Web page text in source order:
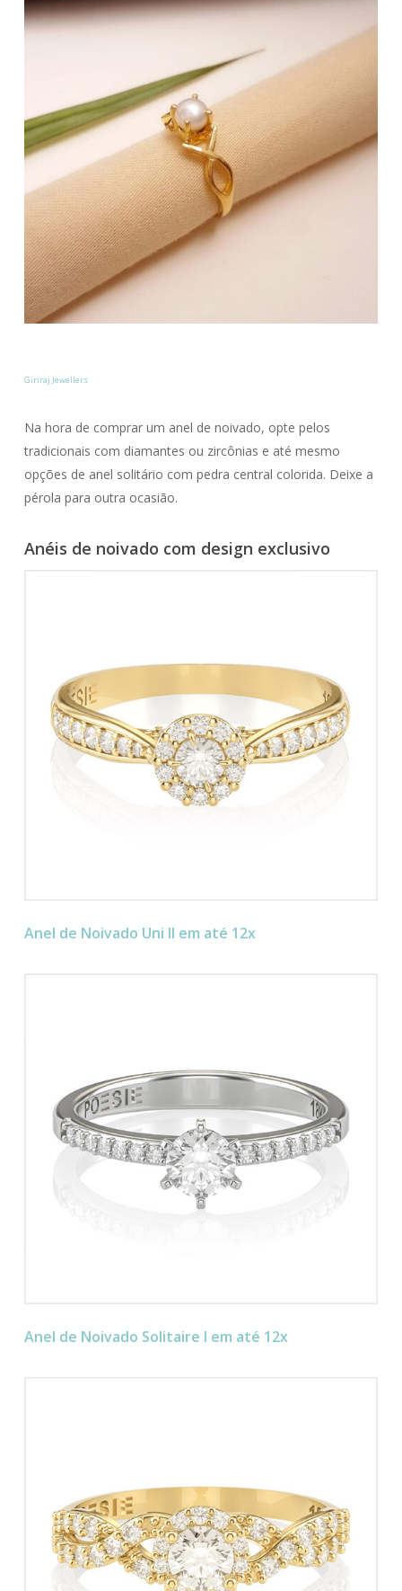
Giriraj Jewellers
Na hora de comprar um anel de noivado, opte pelos
tradicionais com diamantes ou zircônias e até mesmo
opções de anel solitário com pedra central colorida. Deixe a
pérola para outra ocasião.
Anéis de noivado com design exclusivo
Anel de Noivado Uni II em até 12x
Anel de Noivado Solitaire I em até 12x